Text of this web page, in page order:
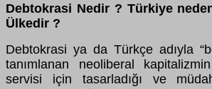
Debtokrasi Nedir ? Türkiye
Ülkedir ?
Debtokrasi ya da Türkçe adıyla
tanımlanan neoliberal
servisi için tasarladığı ve